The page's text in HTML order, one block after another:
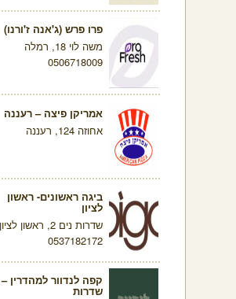
פרו פרש (ג'אנה ז'ורנו)
משה לוי 18, רמלה
0506718009
אמריקן פיצה – רעננה
אחוזה 124, רעננה
ביגה ראשונים- ראשון
לציון
שדרות נים 2, ראשון לציון
0537182172
קפה לנדוור למהדרין –
שדרות